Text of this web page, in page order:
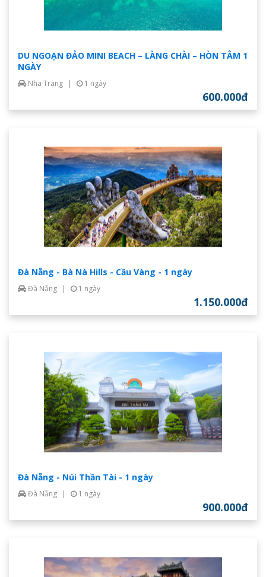
DU NGOẠN ĐẢO MINI BEACH – LÀNG CHÀI – HÒN TẰM 1
NGÀY
Nha Trang | 1 ngày
600.000đ
Đà Nẵng - Bà Nà Hills - Cầu Vàng - 1 ngày
Đà Nẵng | 1 ngày
1.150.000đ
Đà Nẵng - Núi Thần Tài - 1 ngày
Đà Nẵng | 1 ngày
900.000đ